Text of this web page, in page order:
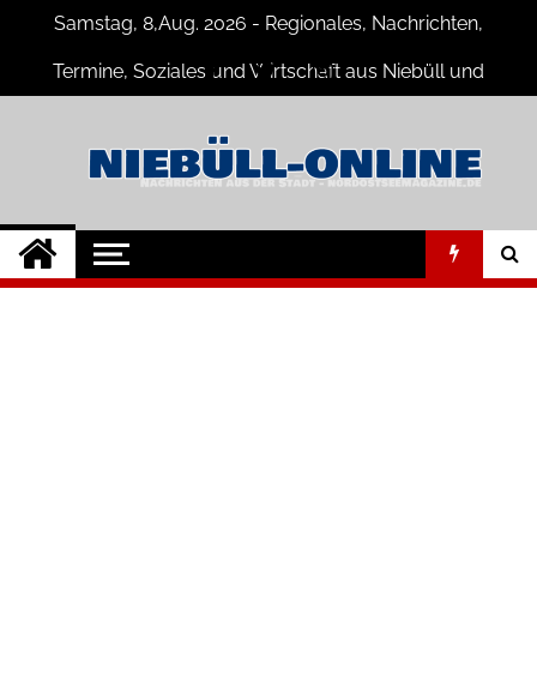
content
Samstag, 8,Aug. 2026 - Regionales, Nachrichten,
Termine, Soziales und Wirtschaft aus Niebüll und
Niebüll-Online
Neuigkeiten und Nachrichten aus
Niebüll und Umgebung